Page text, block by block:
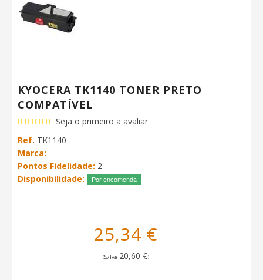
KYOCERA TK1140 TONER PRETO
COMPATÍVEL
Seja o primeiro a avaliar
Ref. TK1140
Marca:
Pontos Fidelidade: 2
Disponibilidade:
Por encomenda
25,34 €
(S/Iva 20,60 €)